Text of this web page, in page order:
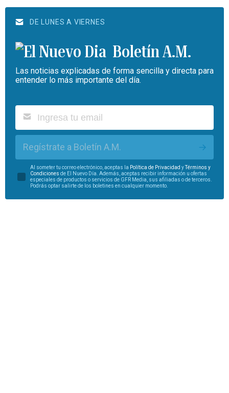
DE LUNES A VIERNES
Boletín A.M.
Las noticias explicadas de forma sencilla y directa para
entender lo más importante del día.
Regístrate a Boletín A.M.
Al someter tu correo electrónico, aceptas la Política de Privacidad y
Términos y
Condiciones de El Nuevo Día. Además, aceptas recibir información u ofertas
especiales de productos o servicios de GFR Media, sus afiliadas o de terceros.
Podrás optar salirte de los boletines en cualquier momento.